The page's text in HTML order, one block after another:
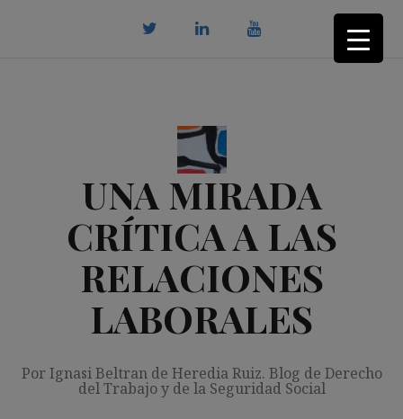
UNA MIRADA
CRÍTICA A LAS
RELACIONES
LABORALES
Por Ignasi Beltran de Heredia Ruiz. Blog de Derecho
del Trabajo y de la Seguridad Social